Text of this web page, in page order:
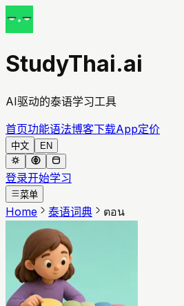
StudyThai.ai
AI驱动的泰语学习工具
首页功能语法博客下载App定价
中文 EN
登录开始学习
菜单
Home 泰语词典 ตอน